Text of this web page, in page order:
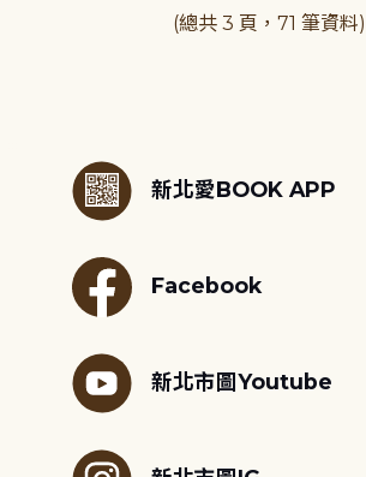
(總共 3 頁，71 筆資料)
新北愛BOOK APP
Facebook
新北市圖Youtube